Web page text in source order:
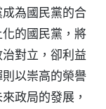
為國民黨的合
的國民黨，將
對立，卻利益
以崇高的榮譽
政局的發展，